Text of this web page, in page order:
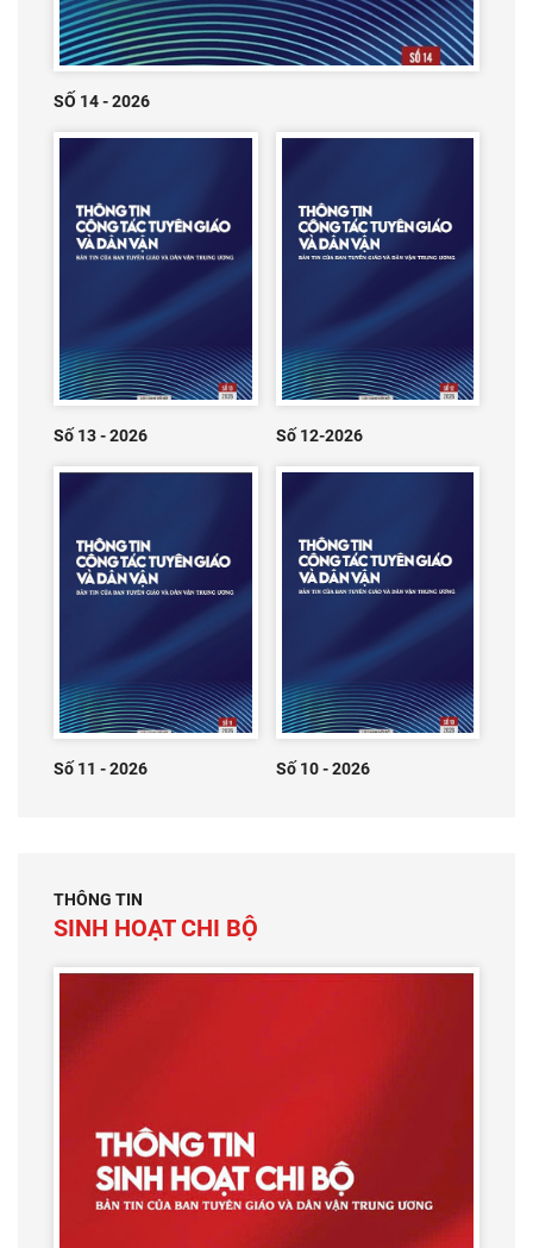
SỐ 14 - 2026
Số 13 - 2026 Số 12-2026
Số 11 - 2026 Số 10 - 2026
THÔNG TIN
SINH HOẠT CHI BỘ